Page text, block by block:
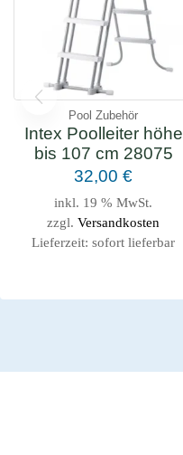
Pool Zubehör
Intex Poolleiter höhe
bis 107 cm 28075
32,00 €
inkl. 19 % MwSt.
zzgl. Versandkosten
Lieferzeit: sofort lieferbar